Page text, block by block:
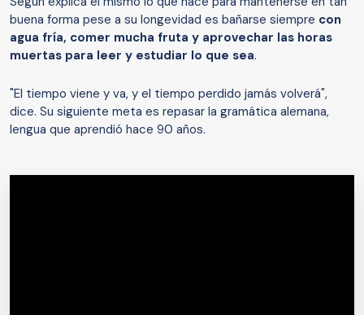
buena forma pese a su longevidad es bañarse siempre con
agua fría, comer mucha fruta y aprovechar las horas
muertas para leer y estudiar lo que sea.
"El tiempo viene y va, y el tiempo perdido jamás volverá",
dice. Su siguiente meta es repasar la gramática alemana,
lengua que aprendió hace 90 años.